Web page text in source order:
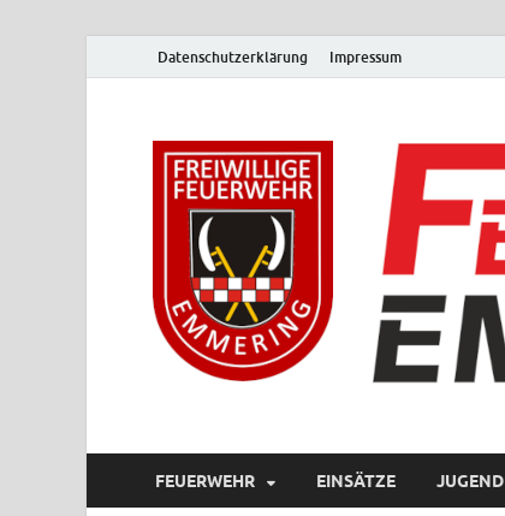
Datenschutzerklärung Impressum
FEUERWEHR EINSÄTZE JUGEND